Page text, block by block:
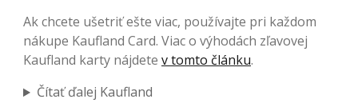
Ak chcete ušetriť ešte viac, používajte pri každom
nákupe Kaufland Card. Viac o výhodách zľavovej
Kaufland karty nájdete v tomto článku.
Čítať ďalej Kaufland